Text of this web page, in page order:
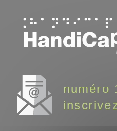
numéro